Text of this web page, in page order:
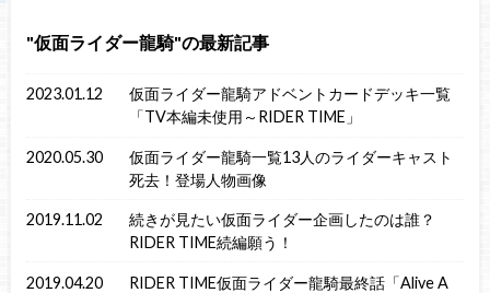
仮面ライダー龍騎 の最新記事
2023.01.12
仮面ライダー龍騎アドベントカードデッキ一覧
「TV本編未使用～RIDER TIME」
2020.05.30
仮面ライダー龍騎一覧13人のライダーキャスト
死去！登場人物画像
2019.11.02
続きが見たい仮面ライダー企画したのは誰？
RIDER TIME続編願う！
2019.04.20
RIDER TIME仮面ライダー龍騎最終話「Alive A